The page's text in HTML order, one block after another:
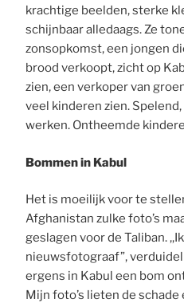
krachtige beelden, sterke
schijnbaar alledaags. Ze
zonsopkomst, een jongen
brood verkoopt, zicht op
zien, een verkoper van
veel kinderen zien.
werken. Ontheemde
Bommen in Kabul
Het is moeilijk voor te
Afghanistan zulke foto’s
geslagen voor de Taliban.
nieuwsfotograaf”,
ergens in Kabul een bom
Mijn foto’s lieten de